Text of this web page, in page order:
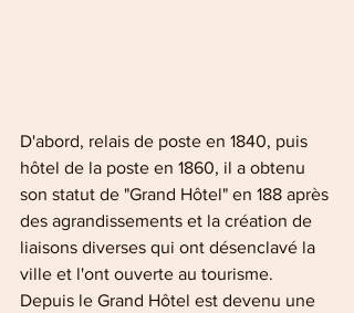
D'abord, relais de poste en 1840, puis
hôtel de la poste en 1860, il a obtenu
son statut de "Grand Hôtel" en 188 après
des agrandissements et la création de
liaisons diverses qui ont désenclavé la
ville et l'ont ouverte au tourisme.
Depuis le Grand Hôtel est devenu une